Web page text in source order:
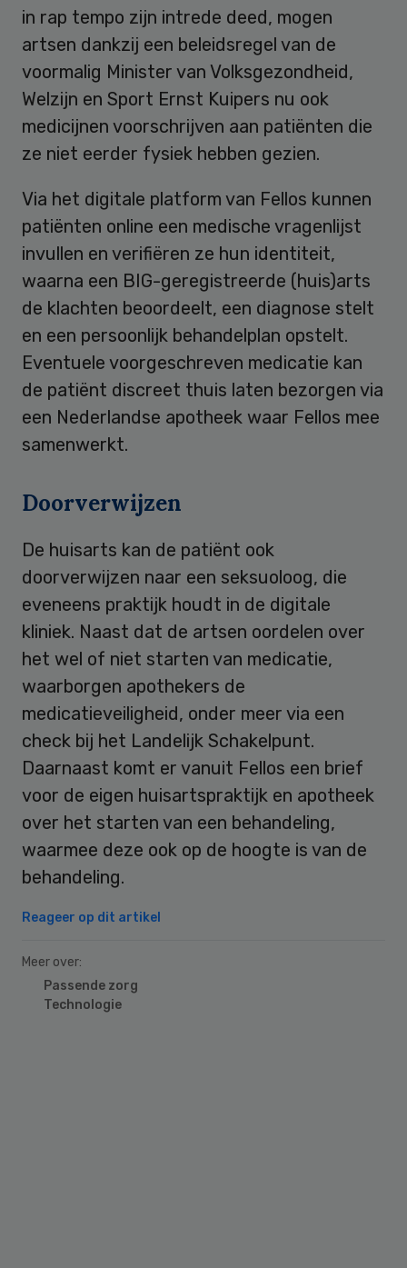
in rap tempo zijn intrede deed, mogen
artsen dankzij een beleidsregel van de
voormalig Minister van Volksgezondheid,
Welzijn en Sport Ernst Kuipers nu ook
medicijnen voorschrijven aan patiënten die
ze niet eerder fysiek hebben gezien.
Via het digitale platform van Fellos kunnen
patiënten online een medische vragenlijst
invullen en verifiëren ze hun identiteit,
waarna een BIG-geregistreerde (huis)arts
de klachten beoordeelt, een diagnose stelt
en een persoonlijk behandelplan opstelt.
Eventuele voorgeschreven medicatie kan
de patiënt discreet thuis laten bezorgen via
een Nederlandse apotheek waar Fellos mee
samenwerkt.
Doorverwijzen
De huisarts kan de patiënt ook
doorverwijzen naar een seksuoloog, die
eveneens praktijk houdt in de digitale
kliniek. Naast dat de artsen oordelen over
het wel of niet starten van medicatie,
waarborgen apothekers de
medicatieveiligheid, onder meer via een
check bij het Landelijk Schakelpunt.
Daarnaast komt er vanuit Fellos een brief
voor de eigen huisartspraktijk en apotheek
over het starten van een behandeling,
waarmee deze ook op de hoogte is van de
behandeling.
Reageer op dit artikel
Meer over:
Passende zorg
Technologie